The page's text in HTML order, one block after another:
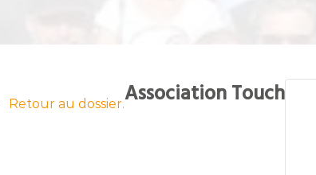
Retour au dossier.Association Touch